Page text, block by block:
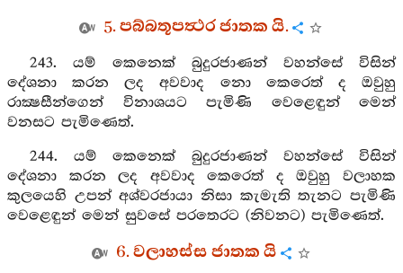
5. පබ්බතූපත්‍ථර ජාතක යි.
243. යම් කෙනෙක් බුදුරජාණන් වහන්සේ විසින්
දේශනා කරන ලද අවවාද නො කෙරෙත් ද ඔවුහු
රාක්‍ෂසීන්ගෙන් විනාශයට පැමිණි වෙළෙඳුන් මෙන්
වනසට පැමිණෙත්.
244. යම් කෙනෙක් බුදුරජාණන් වහන්සේ විසින්
දේශනා කරන ලද අවවාද කෙරෙත් ද ඔවුහු වලාහක
කුලයෙහි උපන් අශ්වරජායා නිසා කැමැති තැනට පැමිණි
වෙළෙඳුන් මෙන් සුවසේ පරතෙරට (නිවනට) පැමිණෙත්.
6. වලාහස්ස ජාතක යි